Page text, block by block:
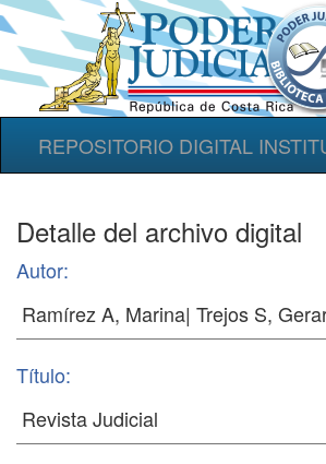
REPOSITORIO DIGITAL
Detalle del archivo digital
Autor:
Título: